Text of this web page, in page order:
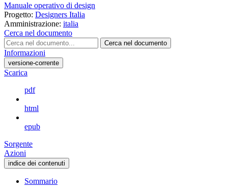
Manuale operativo di design
Progetto: Designers Italia
Amministrazione: italia
Cerca nel documento
Cerca nel documento
Informazioni
versione-corrente
Scarica
pdf
html
epub
Sorgente
Azioni
indice dei contenuti
Sommario